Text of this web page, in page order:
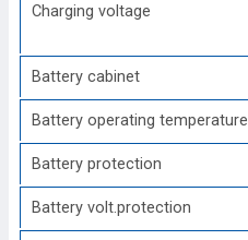
Charging voltage
Battery cabinet
Battery operating temperature
Battery protection
Battery volt.protection